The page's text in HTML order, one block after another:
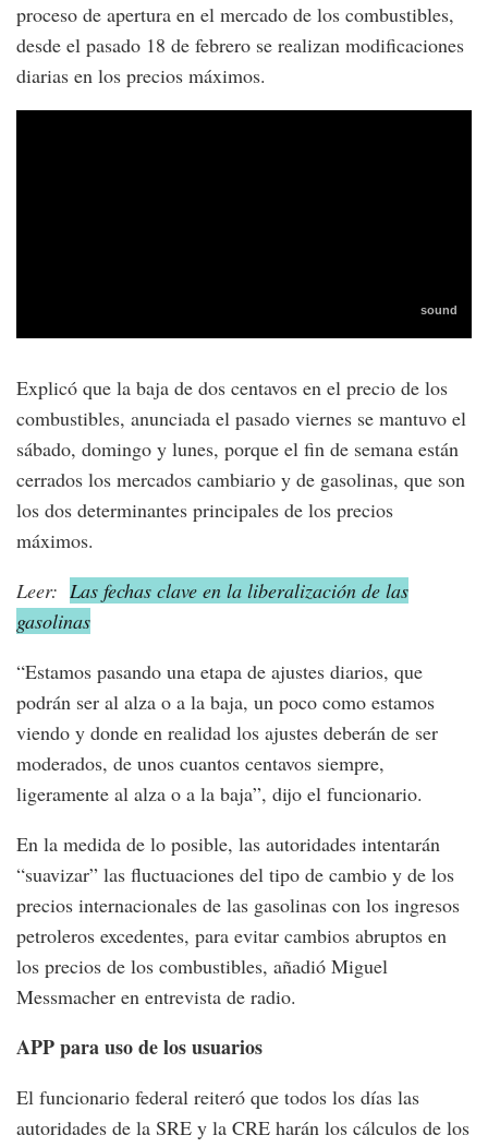
proceso de apertura en el mercado de los combustibles,
desde el pasado 18 de febrero se realizan modificaciones
diarias en los precios máximos.
Explicó que la baja de dos centavos en el precio de los
combustibles, anunciada el pasado viernes se mantuvo el
sábado, domingo y lunes, porque el fin de semana están
cerrados los mercados cambiario y de gasolinas, que son
los dos determinantes principales de los precios
máximos.
Leer: Las fechas clave en la liberalización de las
gasolinas
“Estamos pasando una etapa de ajustes diarios, que
podrán ser al alza o a la baja, un poco como estamos
viendo y donde en realidad los ajustes deberán de ser
moderados, de unos cuantos centavos siempre,
ligeramente al alza o a la baja”, dijo el funcionario.
En la medida de lo posible, las autoridades intentarán
“suavizar” las fluctuaciones del tipo de cambio y de los
precios internacionales de las gasolinas con los ingresos
petroleros excedentes, para evitar cambios abruptos en
los precios de los combustibles, añadió Miguel
Messmacher en entrevista de radio.
APP para uso de los usuarios
El funcionario federal reiteró que todos los días las
autoridades de la SRE y la CRE harán los cálculos de los